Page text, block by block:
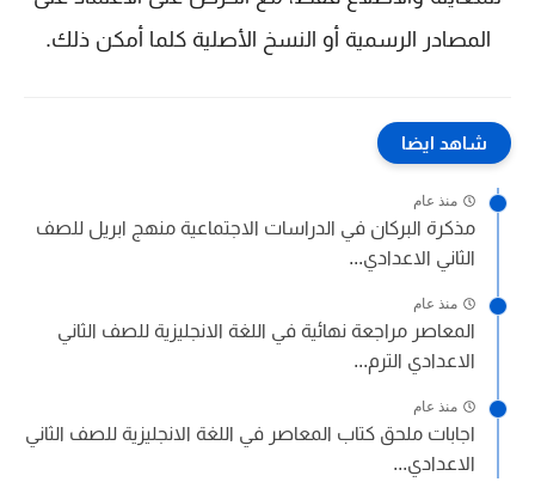
المصادر الرسمية أو النسخ الأصلية كلما أمكن ذلك.
شاهد ايضا
منذ عام
مذكرة البركان في الدراسات الاجتماعية منهج ابريل للصف
الثاني الاعدادي...
منذ عام
المعاصر مراجعة نهائية في اللغة الانجليزية للصف الثاني
الاعدادي الترم...
منذ عام
اجابات ملحق كتاب المعاصر في اللغة الانجليزية للصف الثاني
الاعدادي...